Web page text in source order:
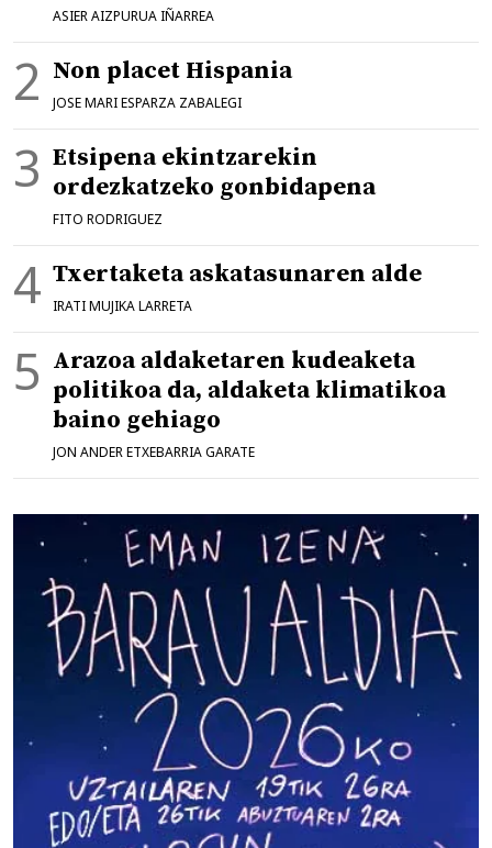
ASIER AIZPURUA IÑARREA
Non placet Hispania
JOSE MARI ESPARZA ZABALEGI
Etsipena ekintzarekin
ordezkatzeko gonbidapena
FITO RODRIGUEZ
Txertaketa askatasunaren alde
IRATI MUJIKA LARRETA
Arazoa aldaketaren kudeaketa
politikoa da, aldaketa klimatikoa
baino gehiago
JON ANDER ETXEBARRIA GARATE